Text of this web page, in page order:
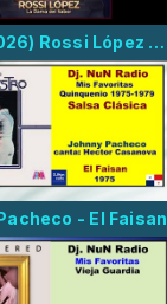
(Salsa 2026) Rossi López - Bongo
- El Faisan